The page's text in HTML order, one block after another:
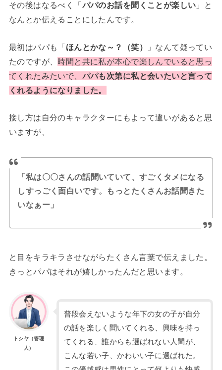
その後はなるべく「パパのお話を聞くことが楽しい 」と
なんとか伝えることにしたんです。
最初はパパも「ほんとかな～？（笑）
」なんて疑ってい
たのですが、 時間と共に私が本心で楽しんでいると思っ
てくれたみたいで、 パパも次第に私と会いたいと言って
くれるようになりました。
接し方は自分のキャラクターにもよって違いがあると思
いますが、
「私は〇〇さんの話聞いていて、すごくタメになる
しすっごく面白いです。もっとたくさんお話聞きた
いなぁー」
と目をキラキラさせながらたくさん言葉で伝えました。
きっとパパはそれが嬉しかったんだと思います。
トシヤ（管理
人）
普段会えないような年下の女の子が自分
の話を楽しく聞いてくれる、興味を持っ
てくれる、誰からも選ばれない人間が、
こんな若い子、かわいい子に選ばれた。